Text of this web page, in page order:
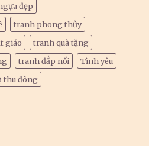
đẹp
tranh phong thủy
giáo
tranh quà tặng
tranh đắp nổi
Tình yêu
thu đông